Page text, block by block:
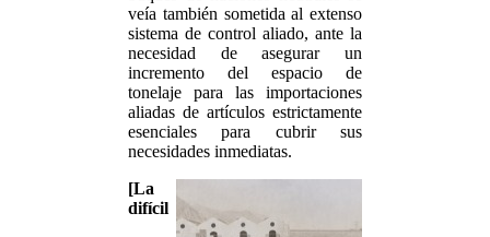
veía también sometida al extenso
sistema de control aliado, ante la
necesidad de asegurar un
incremento del espacio de
tonelaje para las importaciones
aliadas de artículos estrictamente
esenciales para cubrir sus
necesidades inmediatas.
[La
difícil